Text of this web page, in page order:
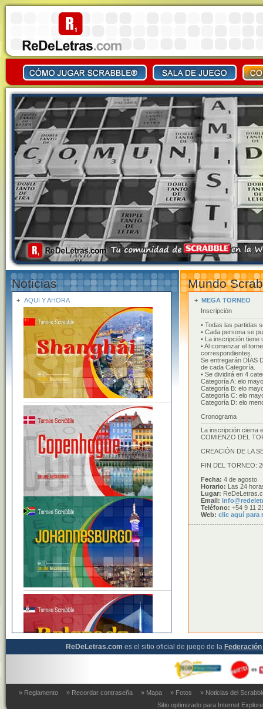
Noticias Mundo
ReDeLetras.com es el sitio oficial de juego de la
» Reglamento » Recordar contraseña » Mapa » Fotos
» Noticias del
Sitio optimizado para Internet